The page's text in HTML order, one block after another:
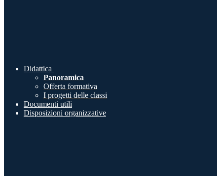
Didattica
Panoramica
Offerta formativa
I progetti delle classi
Documenti utili
Disposizioni organizzative